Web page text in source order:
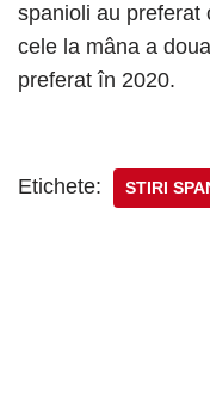
spanioli au preferat
cele la mâna a
preferat în 2020.
Etichete: STIRI